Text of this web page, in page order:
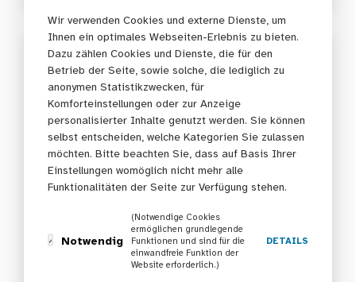
©️ HAGE / Anja Weiß
Fachimpulse aktuell: Vier
Generationen – ein Team
Wir verwenden Cookies und externe Dienste, um
Ihnen ein optimales Webseiten-Erlebnis zu bieten.
Dazu zählen Cookies und Dienste, die für den
Betrieb der Seite, sowie solche, die lediglich zu
anonymen Statistikzwecken, für
Komforteinstellungen oder zur Anzeige
personalisierter Inhalte genutzt werden. Sie können
selbst entscheiden, welche Kategorien Sie zulassen
möchten. Bitte beachten Sie, dass auf Basis Ihrer
Einstellungen womöglich nicht mehr alle
Funktionalitäten der Seite zur Verfügung stehen.
Notwendig
(Notwendige Cookies
ermöglichen grundlegende
Funktionen und sind für die
einwandfreie Funktion der
Website erforderlich.)
DETAILS